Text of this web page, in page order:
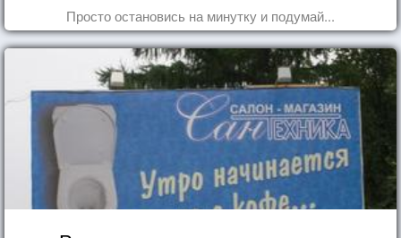
Просто остановись на минутку и подумай...